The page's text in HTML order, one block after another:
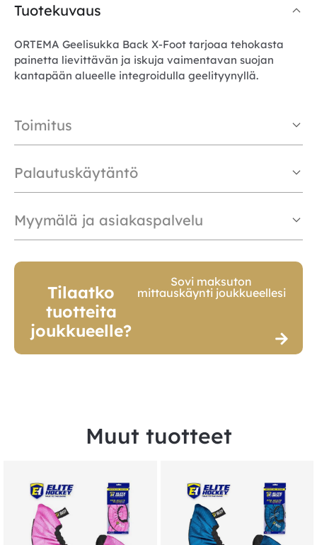
Tuotekuvaus
ORTEMA Geelisukka Back X-Foot tarjoaa tehokasta
painetta lievittävän ja iskuja vaimentavan suojan
kantapään alueelle integroidulla geelityynyllä.
Toimitus
Palautuskäytäntö
Myymälä ja asiakaspalvelu
Tilaatko
tuotteita
joukkueelle?
Sovi maksuton
mittauskäynti joukkueellesi
Muut tuotteet